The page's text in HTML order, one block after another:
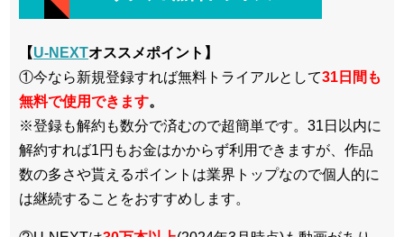
【U-NEXTオススメポイント】
①今なら新規登録すれば無料トライアルとして31日間も
無料で使用できます。
※登録も解約も数分で済むので超簡単です。31日以内に
解約すれば1円もお金はかからず利用できますが、作品
数の多さや貰えるポイントは業界トップなので個人的に
は継続することをおすすめします。